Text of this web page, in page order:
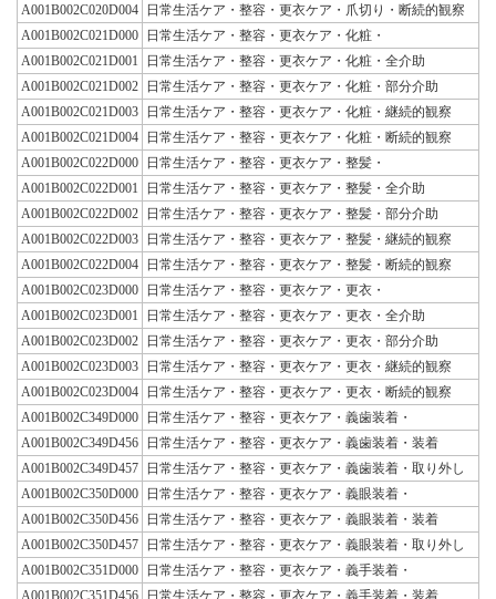
A001B002C020D004
日常生活ケア・整容・更衣ケア・爪切り・断続的観察
A001B002C021D000
日常生活ケア・整容・更衣ケア・化粧・
A001B002C021D001
日常生活ケア・整容・更衣ケア・化粧・全介助
A001B002C021D002
日常生活ケア・整容・更衣ケア・化粧・部分介助
A001B002C021D003
日常生活ケア・整容・更衣ケア・化粧・継続的観察
A001B002C021D004
日常生活ケア・整容・更衣ケア・化粧・断続的観察
A001B002C022D000
日常生活ケア・整容・更衣ケア・整髪・
A001B002C022D001
日常生活ケア・整容・更衣ケア・整髪・全介助
A001B002C022D002
日常生活ケア・整容・更衣ケア・整髪・部分介助
A001B002C022D003
日常生活ケア・整容・更衣ケア・整髪・継続的観察
A001B002C022D004
日常生活ケア・整容・更衣ケア・整髪・断続的観察
A001B002C023D000
日常生活ケア・整容・更衣ケア・更衣・
A001B002C023D001
日常生活ケア・整容・更衣ケア・更衣・全介助
A001B002C023D002
日常生活ケア・整容・更衣ケア・更衣・部分介助
A001B002C023D003
日常生活ケア・整容・更衣ケア・更衣・継続的観察
A001B002C023D004
日常生活ケア・整容・更衣ケア・更衣・断続的観察
A001B002C349D000
日常生活ケア・整容・更衣ケア・義歯装着・
A001B002C349D456
日常生活ケア・整容・更衣ケア・義歯装着・装着
A001B002C349D457
日常生活ケア・整容・更衣ケア・義歯装着・取り外し
A001B002C350D000
日常生活ケア・整容・更衣ケア・義眼装着・
A001B002C350D456
日常生活ケア・整容・更衣ケア・義眼装着・装着
A001B002C350D457
日常生活ケア・整容・更衣ケア・義眼装着・取り外し
A001B002C351D000
日常生活ケア・整容・更衣ケア・義手装着・
A001B002C351D456
日常生活ケア・整容・更衣ケア・義手装着・装着